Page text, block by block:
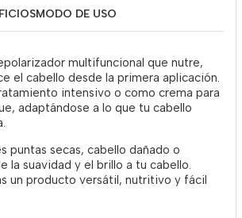
MODO DE USO
multifuncional que nutre,
el cabello desde la primera aplicación.
intensivo o como crema para
adaptándose a lo que tu cabello
puntas secas, cabello dañado o
la suavidad y el brillo a tu cabello.
un producto versátil, nutritivo y fácil